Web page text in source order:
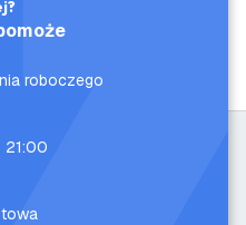
roboczego
21:00